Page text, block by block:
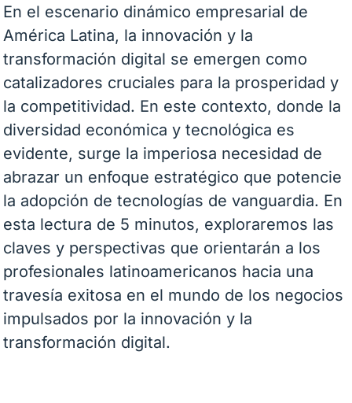
En el escenario dinámico empresarial de
América Latina, la innovación y la
transformación digital se emergen como
catalizadores cruciales para la prosperidad y
la competitividad. En este contexto, donde la
diversidad económica y tecnológica es
evidente, surge la imperiosa necesidad de
abrazar un enfoque estratégico que potencie
la adopción de tecnologías de vanguardia. En
esta lectura de 5 minutos, exploraremos las
claves y perspectivas que orientarán a los
profesionales latinoamericanos hacia una
travesía exitosa en el mundo de los negocios
impulsados ​​por la innovación y la
transformación digital.